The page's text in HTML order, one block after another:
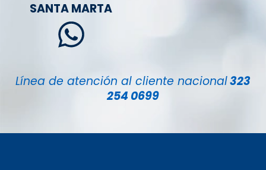
SANTA MARTA
Línea de atención al cliente nacional323
254 0699